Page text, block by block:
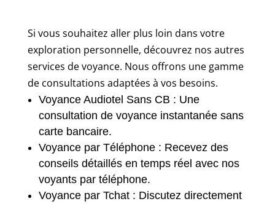
Si vous souhaitez aller plus loin dans votre
exploration personnelle, découvrez nos autres
services de voyance. Nous offrons une gamme
de consultations adaptées à vos besoins.
Voyance Audiotel Sans CB : Une
consultation de voyance instantanée sans
carte bancaire.
Voyance par Téléphone : Recevez des
conseils détaillés en temps réel avec nos
voyants par téléphone.
Voyance par Tchat : Discutez directement